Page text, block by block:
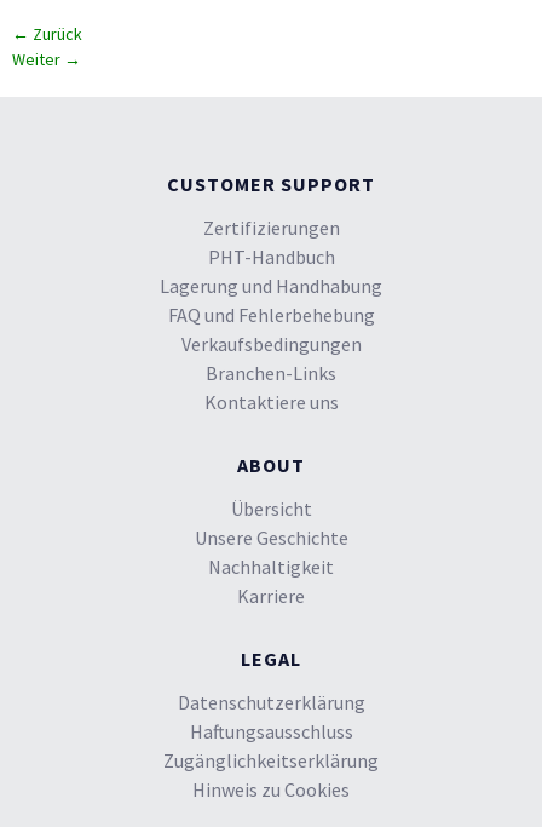
← Zurück
Weiter →
CUSTOMER SUPPORT
Zertifizierungen
PHT-Handbuch
Lagerung und Handhabung
FAQ und Fehlerbehebung
Verkaufsbedingungen
Branchen-Links
Kontaktiere uns
ABOUT
Übersicht
Unsere Geschichte
Nachhaltigkeit
Karriere
LEGAL
Datenschutzerklärung
Haftungsausschluss
Zugänglichkeitserklärung
Hinweis zu Cookies